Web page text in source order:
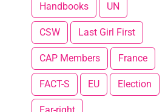
Handbooks UN
CSW Last Girl First
CAP Members France
FACT-S EU Election